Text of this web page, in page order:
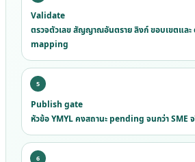
Validate
ตรวจตัวเลข สัญญาณอันตราย ลิงก์ ขอบเขตแล
mapping
Publish gate
หัวข้อ YMYL คงสถานะ pending จนกว่า SME